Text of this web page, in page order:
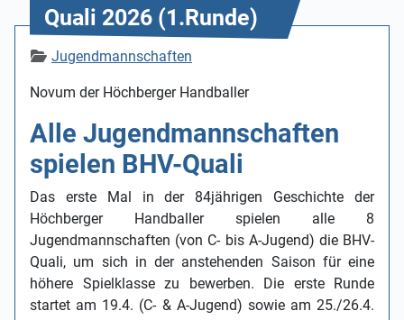
Quali 2026 (1.Runde)
DetailsJugendmannschaften
Novum der Höchberger Handballer
Alle Jugendmannschaften
spielen BHV-Quali
Das erste Mal in der 84jährigen Geschichte der
Höchberger Handballer spielen alle 8
Jugendmannschaften (von C- bis A-Jugend) die BHV-
Quali, um sich in der anstehenden Saison für eine
höhere Spielklasse zu bewerben. Die erste Runde
startet am 19.4. (C- & A-Jugend) sowie am 25./26.4.